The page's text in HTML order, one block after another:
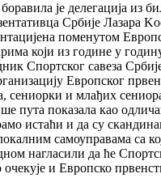
је делегација
Србије Лазара
поменутом
који из године у
Спортског савеза
Европског
сениорки и млађих
пута показала као
истаћи и да су
самоуправама са
нагласили да ће
очекује и Европско